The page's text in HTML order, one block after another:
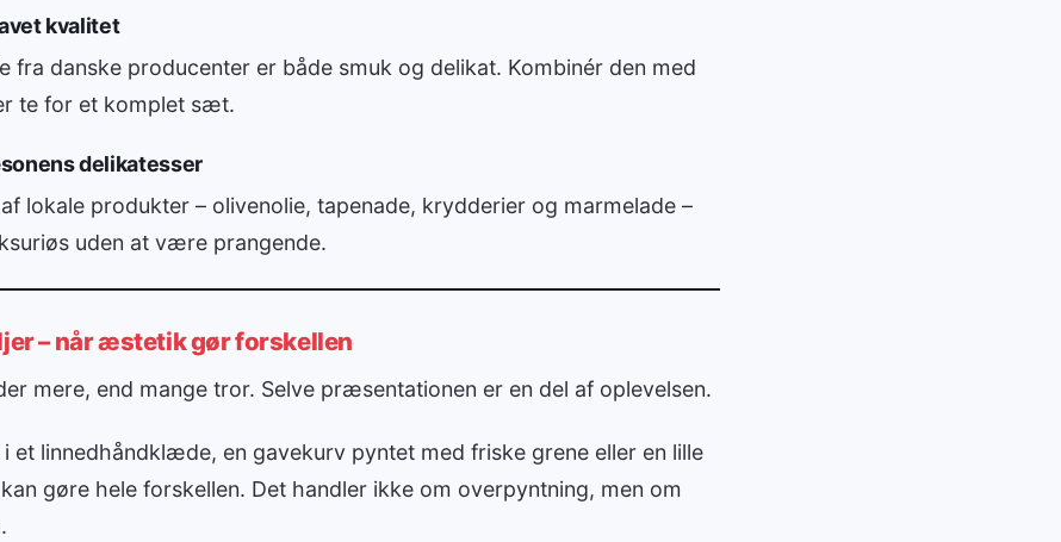
kvalitet
fra danske producenter er både smuk og delikat. Kombinér den med
te for et komplet sæt.
delikatesser
lokale produkter – olivenolie, tapenade, krydderier og marmelade –
uden at være prangende.
– når æstetik gør forskellen
mere, end mange tror. Selve præsentationen er en del af oplevelsen.
et linnedhåndklæde, en gavekurv pyntet med friske grene eller en lille
gøre hele forskellen. Det handler ikke om overpyntning, men om
.